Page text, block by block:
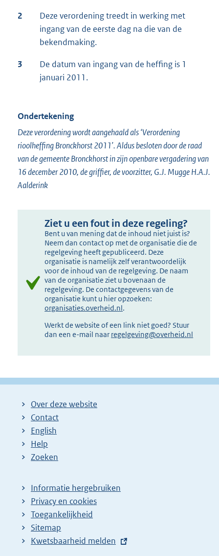
2
Deze verordening treedt in werking met
ingang van de eerste dag na die van de
bekendmaking.
3
De datum van ingang van de heffing is 1
januari 2011.
Ondertekening
Deze verordening wordt aangehaald als ‘Verordening
rioolheffing Bronckhorst 2011’. Aldus besloten door de raad
van de gemeente Bronckhorst in zijn openbare vergadering van
16 december 2010, de griffier, de voorzitter, G.J. Mugge H.A.J.
Aalderink
Ziet u een fout in deze regeling?
Bent u van mening dat de inhoud niet juist is?
Neem dan contact op met de organisatie die de
regelgeving heeft gepubliceerd. Deze
organisatie is namelijk zelf verantwoordelijk
voor de inhoud van de regelgeving. De naam
van de organisatie ziet u bovenaan de
regelgeving. De contactgegevens van de
organisatie kunt u hier opzoeken:
organisaties.overheid.nl.
Werkt de website of een link niet goed? Stuur
dan een e-mail naar regelgeving@overheid.nl
Over deze website
Contact
English
Help
Zoeken
Informatie hergebruiken
Privacy en cookies
Toegankelijkheid
Sitemap
E
Kwetsbaarheid melden